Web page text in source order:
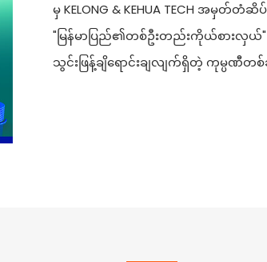
မှ KELONG & KEHUA TECH အမှတ်တံ
"မြန်မာပြည်၏တစ်ဦးတည်းကိုယ်စားလှ
သွင်း‌ဖြန့်ချိရောင်းချလျက်ရှိတဲ့ ကုမ္ပဏီတ